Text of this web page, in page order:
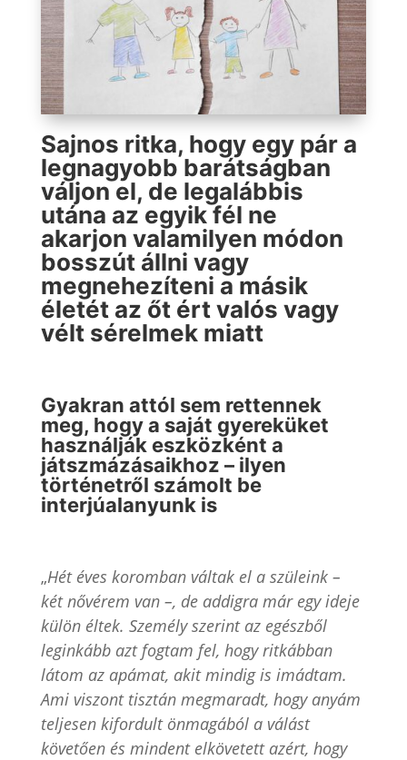
Sajnos ritka, hogy egy pár a
legnagyobb barátságban
váljon el, de legalábbis
utána az egyik fél ne
akarjon valamilyen módon
bosszút állni vagy
megnehezíteni a másik
életét az őt ért valós vagy
vélt sérelmek miatt
Gyakran attól sem rettennek
meg, hogy a saját gyereküket
használják eszközként a
játszmázásaikhoz – ilyen
történetről számolt be
interjúalanyunk is
„Hét éves koromban váltak el a szüleink –
két nővérem van –, de addigra már egy ideje
külön éltek. Személy szerint az egészből
leginkább azt fogtam fel, hogy ritkábban
látom az apámat, akit mindig is imádtam.
Ami viszont tisztán megmaradt, hogy anyám
teljesen kifordult önmagából a válást
követően és mindent elkövetett azért, hogy